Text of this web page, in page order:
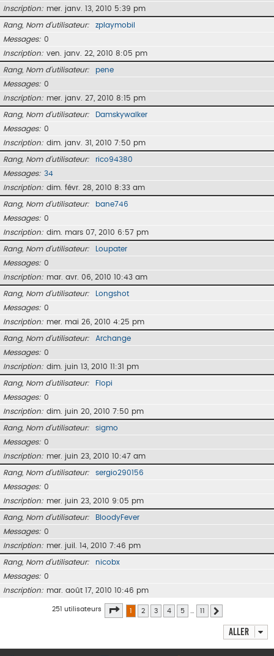
Inscription
mer. janv. 13, 2010 5:39 pm
Rang, Nom d’utilisateur
zplaymobil
Messages
0
Inscription
ven. janv. 22, 2010 8:05 pm
Rang, Nom d’utilisateur
pene
Messages
0
Inscription
mer. janv. 27, 2010 8:15 pm
Rang, Nom d’utilisateur
Damskywalker
Messages
0
Inscription
dim. janv. 31, 2010 7:50 pm
Rang, Nom d’utilisateur
rico94380
Messages
34
Inscription
dim. févr. 28, 2010 8:33 am
Rang, Nom d’utilisateur
bane746
Messages
0
Inscription
dim. mars 07, 2010 6:57 pm
Rang, Nom d’utilisateur
Loupater
Messages
0
Inscription
mar. avr. 06, 2010 10:43 am
Rang, Nom d’utilisateur
Longshot
Messages
0
Inscription
mer. mai 26, 2010 4:25 pm
Rang, Nom d’utilisateur
Archange
Messages
0
Inscription
dim. juin 13, 2010 11:31 pm
Rang, Nom d’utilisateur
Flopi
Messages
0
Inscription
dim. juin 20, 2010 7:50 pm
Rang, Nom d’utilisateur
sigmo
Messages
0
Inscription
mer. juin 23, 2010 10:47 am
Rang, Nom d’utilisateur
sergio290156
Messages
0
Inscription
mer. juin 23, 2010 9:05 pm
Rang, Nom d’utilisateur
BloodyFever
Messages
0
Inscription
mer. juil. 14, 2010 7:46 pm
Rang, Nom d’utilisateur
nicobx
Messages
0
Inscription
mar. août 17, 2010 10:46 pm
251 utilisateurs Page sur11
1 2 3 4 5 11
Aller